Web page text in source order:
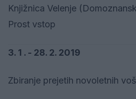
Knjižnica Velenje
Prost vstop
3. 1 . - 28. 2. 2019
Zbiranje prejetih novoletnih